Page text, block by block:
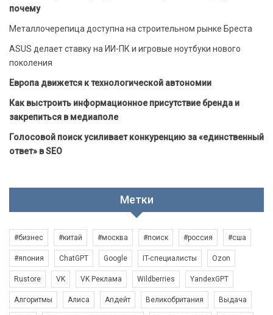
почему
Металлочерепица доступна на строительном рынке Бреста
ASUS делает ставку на ИИ-ПК и игровые ноутбуки нового
поколения
Европа движется к технологической автономии
Как выстроить информационное присутствие бренда и
закрепиться в медиаполе
Голосовой поиск усиливает конкуренцию за «единственный
ответ» в SEO
Метки
#бизнес #китай #москва #поиск #россия #сша
#япония ChatGPT Google IT-специалисты Ozon
Rustore VK VK Реклама Wildberries YandexGPT
Алгоритмы Алиса Апдейт Великобритания Выдача